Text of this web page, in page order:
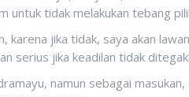
untuk tidak melakukan tebang
karena jika tidak, saya akan
serius jika keadilan tidak
namun sebagai